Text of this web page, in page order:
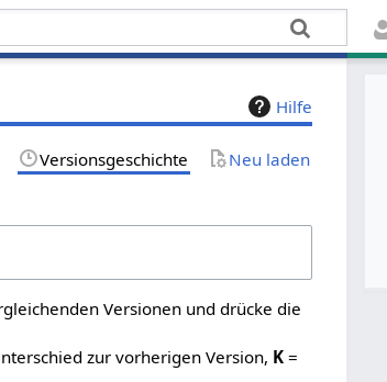
Hilfe
Versionsgeschichte Neu laden
Versionen und drücke die
zur vorherigen Version, K =